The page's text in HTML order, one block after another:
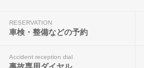
RESERVATION
車検・整備などの予約
Accident reception dial